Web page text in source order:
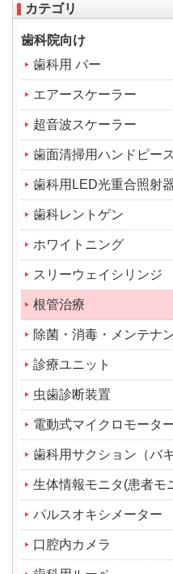
カテゴリ
歯科院向け
歯科用 バー
エアースケーラー
超音波スケーラー
歯面清掃用ハンドピース
歯科用LED光重合照射
歯科レントゲン
ホワイトニング
スリーウェイシリンジ
根管治療
除菌・消毒・メンテナ
診療ユニット
虫歯診断装置
電動式マイクロモータ
歯科用サクション（バ
生体情報モニタ(患者モ
パルスオキシメーター
口腔内カメラ